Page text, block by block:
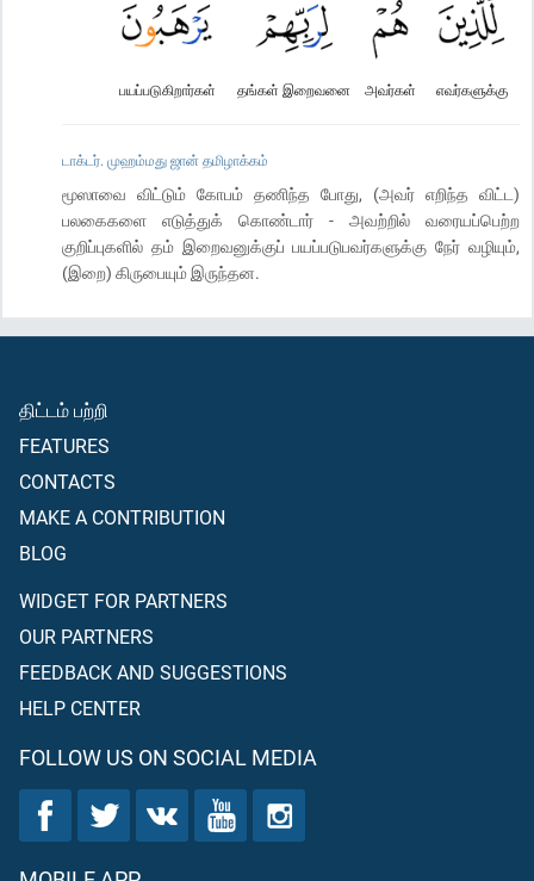
எவர்களுக்கு
அவர்கள்
தங்கள் இறைவனை
பயப்படுகிறார்கள்
டாக்டர். முஹம்மது ஜான் தமிழாக்கம்
மூஸாவை விட்டும் கோபம் தணிந்த போது, (அவர் எறிந்த விட்ட)
பலகைகளை எடுத்துக் கொண்டார் - அவற்றில் வரையப்பெற்ற
குறிப்புகளில் தம் இறைவனுக்குப் பயப்படுபவர்களுக்கு நேர் வழியும்,
(இறை) கிருபையும் இருந்தன.
திட்டம் பற்றி
FEATURES
CONTACTS
MAKE A CONTRIBUTION
BLOG
WIDGET FOR PARTNERS
OUR PARTNERS
FEEDBACK AND SUGGESTIONS
HELP CENTER
FOLLOW US ON SOCIAL MEDIA